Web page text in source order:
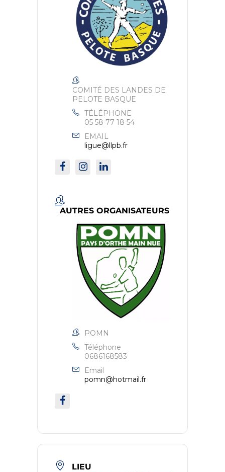
COMITÉ DES LANDES DE
PELOTE BASQUE
TÉLÉPHONE
05 58 77 18 54
EMAIL
ligue@llpb.fr
AUTRES ORGANISATEURS
POMN
Téléphone
0686168583
Email
pomn@hotmail.fr
LIEU